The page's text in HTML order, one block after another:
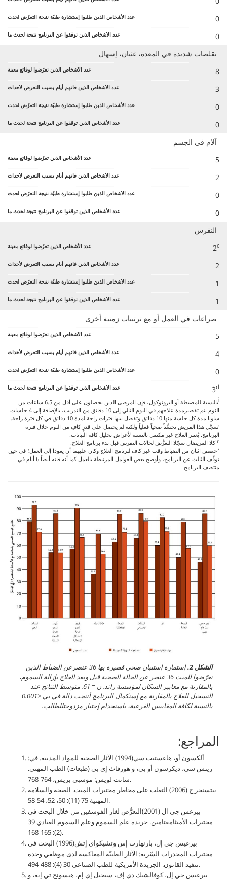
0
0
تقلصات شديدة في المعدة، غثيان، إسهال
8
3
0
0
آلام في الجسم
5
2
0
0
النقرس
2c
2
1
1
صراعات في العمل أو مع ترتيبات زمنية أخرى
5
4
0
3d
أ
بالنسبة للمضبطة أو البروتوكول، فإن المرضى الذين يحصلون على أقل من 6.5 ساعات من
النوم يتم تقصيرمدة علاجهم في اليوم التالي إلى 10 دقائق من التدريب، بالإضافة إلى 4 جلسات
ساونا مدة كل جلسة منها 10 دقائق وتفصل بينها فترات راحة لمدة 10 دقائق في كل فترة راحة.
بسجَّل هذا المريض تحسُّناً صحياً فعلياً ولكنه لم يحصل على قدرٍ كافِ من النوم خلال فترة
البرنامج. يُعتبر العلاج غير مكتمل بالنسبة لأغراض تحليل كافة البيانات.
جكلا المريضان سجّلا التعرُّض لحالات النقرس قبل بدء برنامج العلاج.
دخصص اثنان من الضباط وقت غير كاف لبرنامج العلاج وكان عليهما أن يعودا إلى العمل؛ في حين
توقّف الثالث عن البرنامج، وأوضح بعض العوامل المرتبطة بالعمل كما أنه فاته أيضاً 6 أيام في
منتصف البرنامج.
الشكل 2.
إستمارة إستبيان صحي قصيرة بها 36 عنصرعن الضباط الذين
تعرّضوا للميث 36 عنصر عن الحالة الصحية قبل وبعد العلاج بإزالة السموم،
بالمقارنة مع معايير السكان لمؤسسة راند.ن
= 61. متوسط النتائج عند
التسجيل للعلاج بالمقارنة مع إستكمال البرنامج أنتجت دالة في بي
<0.001
بالنسبة لكافة المقاييس الفرعية، باستخدام إختبار مزدوجتللطالب.
المراجع:
ألكسون أو، هاغستيت سي(1994) الآثار الصحية للمواد المذيبة. في:
زينس سي، ديكرسون أو بي، و هورفاث إي بي (طبعات) الطب المهني.
سانت لويس: موسبي بريس، 764-768.
بيتسنجر ج (2006) التغلب على مخاطر مختبرات الميث. الصحة والسلامة
المهنية 75 (11): 50، 52، 54-58.
بيرغس جي ال (2001)التعرُّض لغاز الفوسفين من خلال البحث في
مختبرات الأميثامفتامين. جريدة علم السموم وعلم السموم العيادي 39
(2): 165-168.
بيرغيس جي إل، بارنهارت إس وتشيكواي إتش(1996) البحث في
مختبرات المخدرات السّرية: الآثار الطبيّة المعاكسة لدى موظفي وحدة
تنفيذ القانون. الجريدة الأمريكية للطب الصناعي 30 (4): 488-494.
بيرغيس جي إل، كوفالشيك دي إف، سيجيل إي إم، هيسونج تي إيه، و